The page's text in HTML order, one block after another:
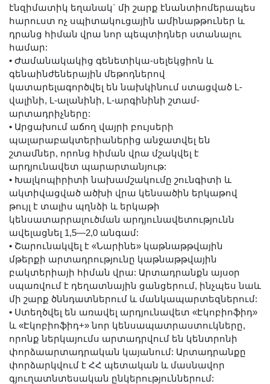
էնզիմատիկ եղանակ` մի շարք էնանտիոմերապես
հարուստ ոչ սպիտակուցային ամինաթթուներ և
դրանց հիման վրա նոր պեպտիդներ ստանալու
համար:
• Ժամանակակից գենետիկա-սելեկցիոն և
գենաինժեներային մեթոդներով
կատարելագործվել են նախկինում ստացված L-
վալինի, L-ալանինի, L-արգինինի շտամ-
արտադրիչները:
• Արցախում աճող վայրի բույսերի
պալարաբակտերիաներից անջատվել են
շտամներ, որոնց հիման վրա մշակվել է
արդյունավետ պարարտանյութ:
• Խալկոպիրիտի նախամշակումը շունգիտի և
ակտիվացված ածխի վրա կենսածին երկաթով
թույլ է տալիս պղնձի և երկաթի
կենսատարրալուծման արդյունավետությունն
ավելացնել 1,5—2,0 անգամ:
• Շարունակվել է «Նարինե» կաթնաթթվային
մթերքի արտադրությունը կաթնաթթվային
բակտերիայի հիման վրա: Արտադրանքն այսօր
սպառվում է դեղատնային ցանցերում, ինչպես նաև
մի շարք ծննդատներում և մանկապարտեզներում:
• Ստեղծվել են առավել արդյունավետ «Էկոբիոֆիդ»
և «Էկոբիոֆիդ+» նոր կենսապատրաստուկները,
որոնք ներկայումս արտադրվում են կենտրոնի
փորձաարտադրական կայանում: Արտադրանքը
փորձարկվում է ՀՀ պետական և մասնավոր
գյուղատնտեսական ընկերություններում: